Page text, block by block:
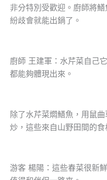
非分特別受歡迎。廚師將
紛歧會就能出鍋了。
廚師 王建軍：水芹菜自己
都能夠體現出來。
除了水芹菜燜鱔魚，用鼠
炒，這些來自山野田間的食
游客 楊陽：這些春菜很新